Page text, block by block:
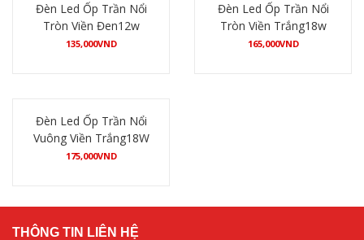
Đèn Led Ốp Trần Nổi
Tròn Viền Đen12w
135,000VND
Đèn Led Ốp Trần Nổi
Tròn Viền Trắng18w
165,000VND
Đèn Led Ốp Trần Nổi
Vuông Viền Trắng18W
175,000VND
THÔNG TIN LIÊN HỆ